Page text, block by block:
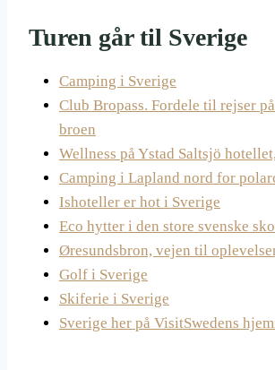
Turen går til Sverige
Camping i Sverige
Club Bropass. Fordele til rejser
broen
Wellness på Ystad Saltsjö
Camping i Lapland nord for
Ishoteller er hot i Sverige
Eco hytter i den store svenske
Øresundsbron, vejen til
Golf i Sverige
Skiferie i Sverige
Sverige her på VisitSwedens